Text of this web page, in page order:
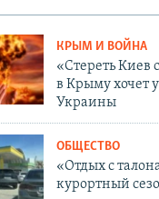
КРЫМ И ВОЙНА
«Стереть Киев
в Крыму хочет
Украины
ОБЩЕСТВО
«Отдых с
курортный